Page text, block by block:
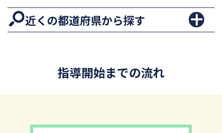
近くの都道府県から探す
指導開始までの流れ